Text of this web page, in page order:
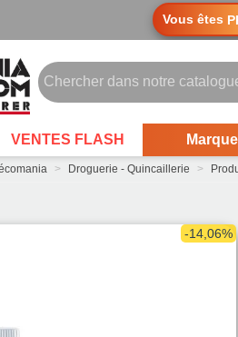
Vous êtes
VENTES FLASH
> Droguerie - Quincaillerie >
-14,06%